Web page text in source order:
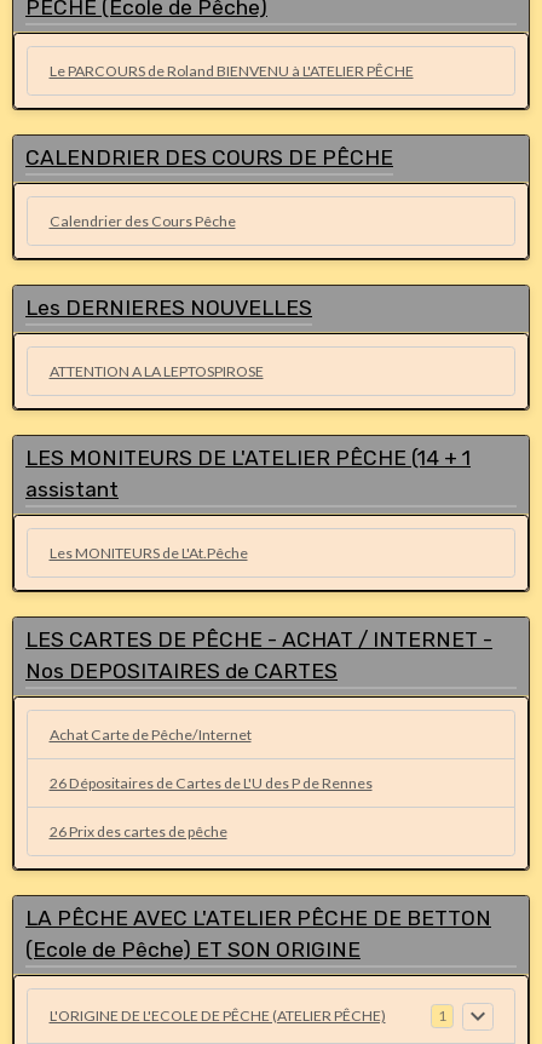
PÊCHE (Ecole de Pêche)
Le PARCOURS de Roland BIENVENU à L'ATELIER PÊCHE
CALENDRIER DES COURS DE PÊCHE
Calendrier des Cours Pêche
Les DERNIERES NOUVELLES
ATTENTION A LA LEPTOSPIROSE
LES MONITEURS DE L'ATELIER PÊCHE (14 + 1
assistant
Les MONITEURS de L'At.Pêche
LES CARTES DE PÊCHE - ACHAT / INTERNET -
Nos DEPOSITAIRES de CARTES
Achat Carte de Pêche/Internet
26 Dépositaires de Cartes de L'U des P de Rennes
26 Prix des cartes de pêche
LA PÊCHE AVEC L'ATELIER PÊCHE DE BETTON
(Ecole de Pêche) ET SON ORIGINE
L'ORIGINE DE L'ECOLE DE PÊCHE (ATELIER PÊCHE) 1